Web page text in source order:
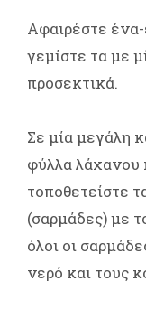
Αφαιρέστε
γεμίστε τα με
προσεκτικά.
Σε μία μεγάλη
φύλλα λάχανου
τοποθετείστε
(σαρμάδες) με
όλοι οι
νερό και τους